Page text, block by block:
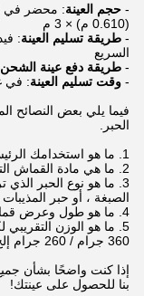
- حجم العينة
(0.610 م) × 3 م
- طريقة تسليم العينة:
السريع
- طريقة دفع عينة الشحن
- وقت تسليم العينة: في غضون 3
فيما يلي بعض النصائح
الحبر.
1. ما هو استخدامك الرئيسي للقماش الذي ستشتريه؟
2. ما هي مادة القماش التي تطلبها ، قطن ، بوليستر ، أو بولي قطن؟
3. ما هو نوع الحبر
الصبغة ، أو حبر المذيبات
4. ما هو طول وعرض قماش نفث الحبر الذي تريده؟
360 جرام / 260 جرام إلخ؟
بنا للحصول على عينتك!